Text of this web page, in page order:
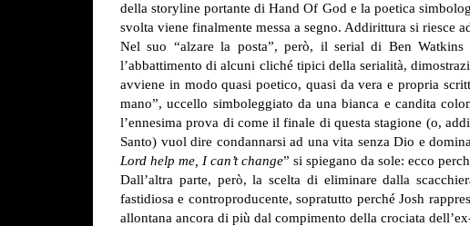
della storyline portante di Hand Of God e la poetica
svolta viene finalmente messa a segno. Addirittura si riesce
Nel suo “alzare la posta”, però, il serial di Ben
l’abbattimento di alcuni cliché tipici della serialità,
avviene in modo quasi poetico, quasi da vera e propria
mano”, uccello simboleggiato da una bianca e candita
l’ennesima prova di come il finale di questa stagione (o,
Santo) vuol dire condannarsi ad una vita senza Dio e
Lord help me, I can’t change” si spiegano da sole: ecco
Dall’altra parte, però, la scelta di eliminare dalla
fastidiosa e controproducente, sopratutto perché Josh
allontana ancora di più dal compimento della crociata